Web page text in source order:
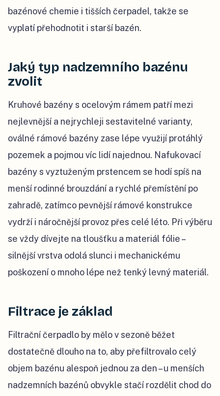
bazénové chemie i tišších čerpadel, takže se
vyplatí přehodnotit i starší bazén.
Jaký typ nadzemního bazénu
zvolit
Kruhové bazény s ocelovým rámem patří mezi
nejlevnější a nejrychleji sestavitelné varianty,
oválné rámové bazény zase lépe využijí protáhlý
pozemek a pojmou víc lidí najednou. Nafukovací
bazény s vyztuženým prstencem se hodí spíš na
menší rodinné brouzdání a rychlé přemístění po
zahradě, zatímco pevnější rámové konstrukce
vydrží i náročnější provoz přes celé léto. Při výběru
se vždy dívejte na tloušťku a materiál fólie –
silnější vrstva odolá slunci i mechanickému
poškození o mnoho lépe než tenký levný materiál.
Filtrace je základ
Filtrační čerpadlo by mělo v sezoně běžet
dostatečně dlouho na to, aby přefiltrovalo celý
objem bazénu alespoň jednou za den – u menších
nadzemních bazénů obvykle stačí rozdělit chod do